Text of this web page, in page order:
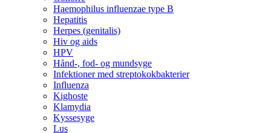
Haemophilus influenzae type B
Hepatitis
Herpes (genitalis)
Hiv og aids
HPV
Hånd-, fod- og mundsyge
Infektioner med streptokokbakterier
Influenza
Kighoste
Klamydia
Kyssesyge
Lus